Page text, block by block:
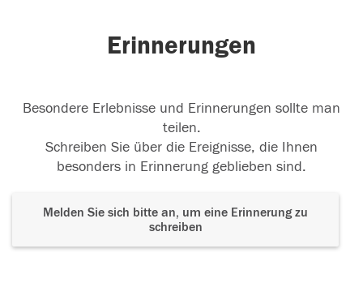
Erinnerungen
Besondere Erlebnisse und Erinnerungen sollte man
teilen.
Schreiben Sie über die Ereignisse, die Ihnen
besonders in Erinnerung geblieben sind.
Melden Sie sich bitte an, um eine Erinnerung zu
schreiben